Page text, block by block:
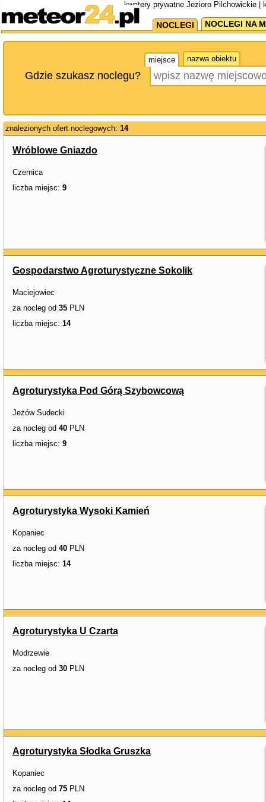
kwatery prywatne Jezioro Pilchowickie |
NOCLEGI NOCLEGI NA
miejsce nazwa obiektu
Gdzie szukasz noclegu?
znalezionych ofert noclegowych: 14
Wróblowe Gniazdo
Czernica
liczba miejsc: 9
Gospodarstwo Agroturystyczne Sokolik
Maciejowiec
za nocleg od 35 PLN
liczba miejsc: 14
Agroturystyka Pod Górą Szybowcową
Jeżów Sudecki
za nocleg od 40 PLN
liczba miejsc: 9
Agroturystyka Wysoki Kamień
Kopaniec
za nocleg od 40 PLN
liczba miejsc: 14
Agroturystyka U Czarta
Modrzewie
za nocleg od 30 PLN
Agroturystyka Słodka Gruszka
Kopaniec
za nocleg od 75 PLN